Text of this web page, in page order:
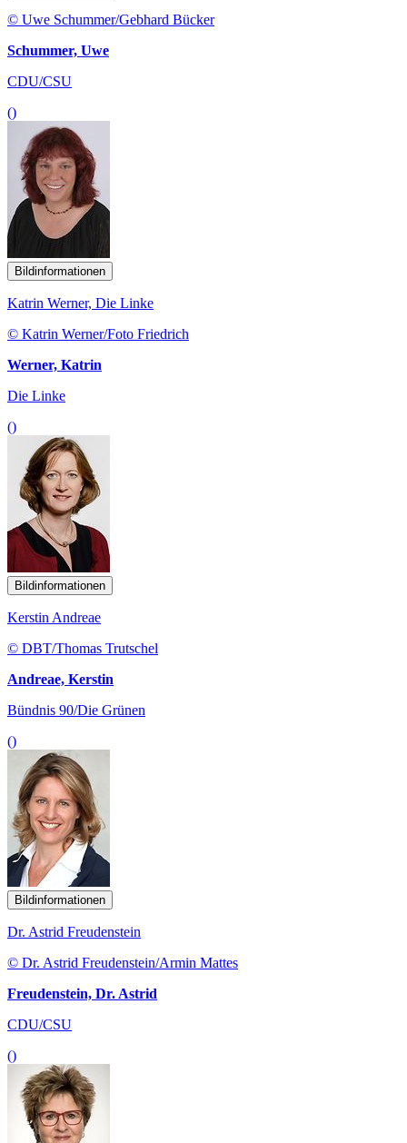
© Uwe Schummer/Gebhard Bücker
Schummer, Uwe
CDU/CSU
()
Bildinformationen
Katrin Werner, Die Linke
© Katrin Werner/Foto Friedrich
Werner, Katrin
Die Linke
()
Bildinformationen
Kerstin Andreae
© DBT/Thomas Trutschel
Andreae, Kerstin
Bündnis 90/Die Grünen
()
Bildinformationen
Dr. Astrid Freudenstein
© Dr. Astrid Freudenstein/Armin Mattes
Freudenstein, Dr. Astrid
CDU/CSU
()